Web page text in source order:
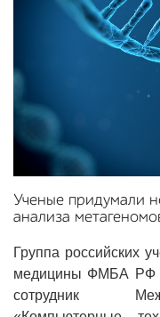
Ученые придумали
анализа
Группа российских
медицины ФМБА РФ
сотрудник